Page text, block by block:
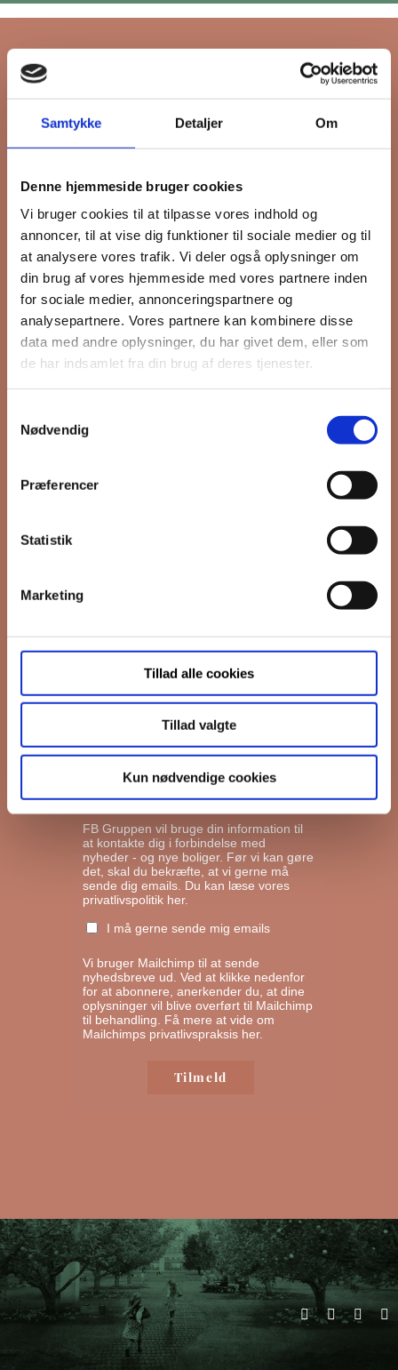
Samtykke Detaljer Om
Denne hjemmeside bruger cookies
Vi bruger cookies til at tilpasse vores indhold og
annoncer, til at vise dig funktioner til sociale medier og til
at analysere vores trafik. Vi deler også oplysninger om
din brug af vores hjemmeside med vores partnere inden
for sociale medier, annonceringspartnere og
analysepartnere. Vores partnere kan kombinere disse
data med andre oplysninger, du har givet dem, eller som
de har indsamlet fra din brug af deres tjenester.
Nødvendig
Præferencer
Statistik
Marketing
Tillad alle cookies
Tillad valgte
Kun nødvendige cookies
Tilmeld dig FB
nyhedsbrev
Hold dig opdateret på hvad der sker
på Grønttorvet. I vores nyhedsbrev
sender vi blandt andet invitation til
VIP Åbent Hus, når vi sætter nye
boliger til salg og udlejning, så du
Interesseret i
Ejerboliger
Lejeboliger
Andelsboliger
Markedsføringstilladelse
FB Gruppen vil bruge din information til
at kontakte dig i forbindelse med
nyheder - og nye boliger. Før vi kan gøre
det, skal du bekræfte, at vi gerne må
sende dig emails. Du kan læse vores
privatlivspolitik her.
I må gerne sende mig emails
Vi bruger Mailchimp til at sende
nyhedsbreve ud. Ved at klikke nedenfor
for at abonnere, anerkender du, at dine
oplysninger vil blive overført til Mailchimp
til behandling. Få mere at vide om
Mailchimps privatlivspraksis her.